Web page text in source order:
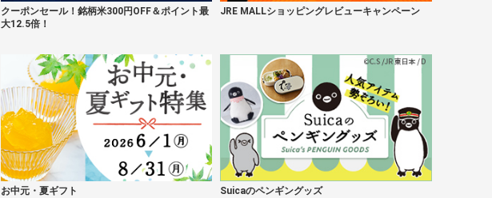
クーポンセール！銘柄米300円OFF＆ポイント最
大12.5倍！
JRE MALLショッピングレビューキャンペーン
お中元・夏ギフト Suicaのペンギングッズ